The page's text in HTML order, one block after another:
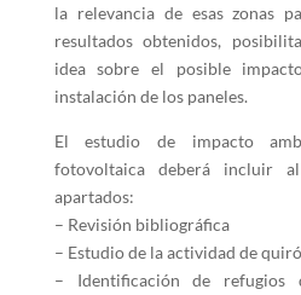
la relevancia de esas zonas
resultados obtenidos,
idea sobre el posible
instalación de los paneles.
El estudio de impacto
fotovoltaica deberá incluir
apartados:
– Revisión bibliográfica
– Estudio de la actividad de
– Identificación de refugios